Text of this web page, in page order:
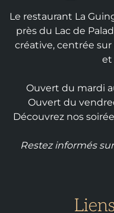
Le restaurant La
près du Lac de
créative, centrée
et
Ouvert du mardi
Ouvert du
Découvrez nos
Restez informés